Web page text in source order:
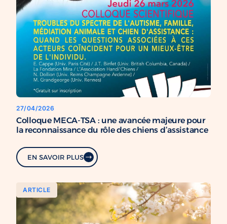
27/04/2026
Colloque MECA-TSA : une avancée majeure pour
la reconnaissance du rôle des chiens d’assistance
EN SAVOIR PLUS
ARTICLE